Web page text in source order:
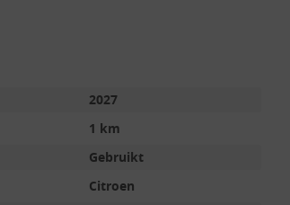
2027
1 km
Gebruikt
Citroen